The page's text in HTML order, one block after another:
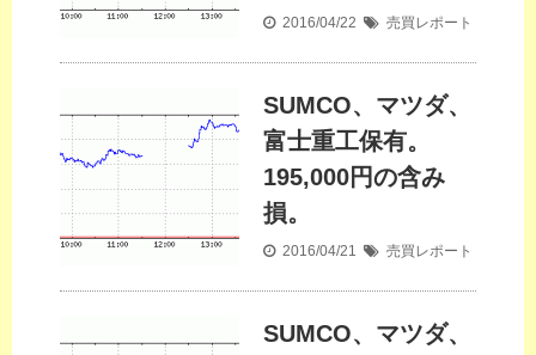
2016/04/22 売買レポート
SUMCO、マツダ、
富士重工保有。
195,000円の含み
損。
2016/04/21 売買レポート
SUMCO、マツダ、